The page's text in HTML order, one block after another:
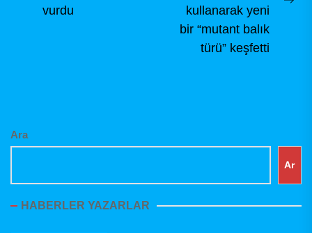
post:vurdu
kullanarak yeni
bir “mutant balık
türü” keşfetti
Ara
Ar
HABERLER YAZARLAR